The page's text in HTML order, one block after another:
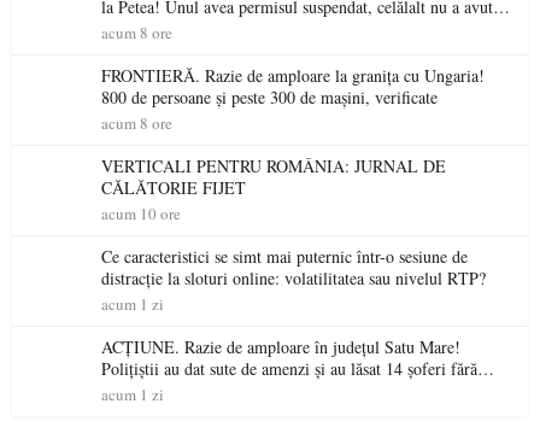
la Petea! Unul avea permisul suspendat, celălalt nu a avut
niciodată permis
acum 8 ore
FRONTIERĂ. Razie de amploare la granița cu Ungaria!
800 de persoane și peste 300 de mașini, verificate
acum 8 ore
VERTICALI PENTRU ROMÂNIA: JURNAL DE
CĂLĂTORIE FIJET
acum 10 ore
Ce caracteristici se simt mai puternic într-o sesiune de
distracție la sloturi online: volatilitatea sau nivelul RTP?
acum 1 zi
ACȚIUNE. Razie de amploare în județul Satu Mare!
Polițiștii au dat sute de amenzi și au lăsat 14 șoferi fără
permis într-o singură zi
acum 1 zi